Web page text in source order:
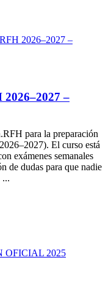
2026–2027 –
–
para la preparación
El curso está
exámenes semanales
de dudas para que nadie
...
OFICIAL 2025